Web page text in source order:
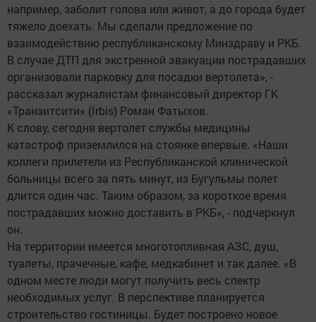
например, заболит голова или живот, а до города будет
тяжело доехать. Мы сделали предложение по
взаимодействию республиканскому Минздраву и РКБ.
В случае ДТП для экстренной эвакуации пострадавших
организовали парковку для посадки вертолета», -
рассказал журналистам финансовый директор ГК
«Транзитсити» (Irbis) Роман Фатыхов.
К слову, сегодня вертолет службы медицины
катастроф приземлился на стоянке впервые. «Наши
коллеги прилетели из Республиканской клинической
больницы всего за пять минут, из Бугульмы полет
длится один час. Таким образом, за короткое время
пострадавших можно доставить в РКБ», - подчеркнул
он.
На территории имеется многотопливная АЗС, душ,
туалеты, прачечные, кафе, медкабинет и так далее. «В
одном месте люди могут получить весь спектр
необходимых услуг. В перспективе планируется
строительство гостиницы. Будет построено новое